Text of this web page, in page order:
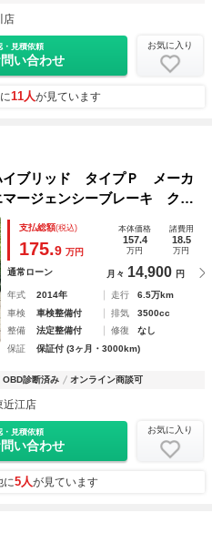
店
・見積依頼
い合わせ
お気に入り
11人が見ています
ブリッド タイプＰ メーカ
ージェンシーブレーキ クル
付パワーシート ＥＴＣ 禁
イト 革巻きステアリング
支払総額(税込)
175.9 万円
本体価格
157.4
万円
諸費用
18.5
万円
通常ローン 月々 14,900 円
年式 2014年 走行
6.5万km
車検
車検整備付 排気
3500cc
整備
法定整備付 修復
なし
保証
保証付 (3ヶ月・3000km)
OBD診断済み オンライン商談可
江店
・見積依頼
い合わせ
お気に入り
に5人が見ています